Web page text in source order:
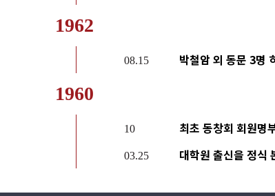
1962
08.15 박철암 외 동문 3명
1960
10 최초 동창회 회원명
03.25 대학원 출신을 정식